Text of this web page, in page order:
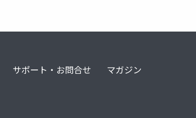
サポート・お問合せ マガジン